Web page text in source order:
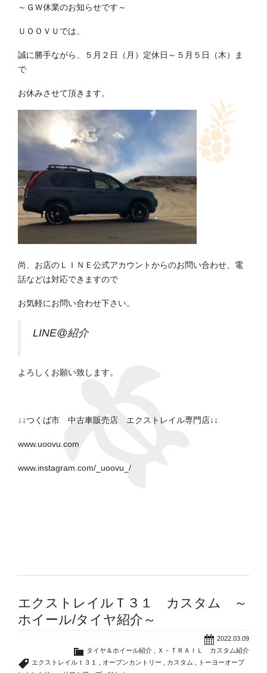
～ＧＷ休業のお知らせです～
ＵＯＯＶＵでは、
誠に勝手ながら、５月２日（月）定休日～５月５日（木）ま
で
お休みさせて頂きます。
尚、お店のＬＩＮＥ公式アカウントからのお問い合わせ、電
話などは対応できますので
お気軽にお問い合わせ下さい。
LINE@紹介
よろしくお願い致します。
↓↓つくば市 中古車販売店 エクストレイル専門店↓↓
www.uoovu.com
www.instagram.com/_uoovu_/
エクストレイルＴ３１ カスタム ～
ホイール/タイヤ紹介～
2022.03.09
タイヤ＆ホイール紹介
Ｘ－ＴＲＡＩＬ カスタム紹介
エクストレイルｔ３１
オープンカントリー カスタム
トーヨーオープ